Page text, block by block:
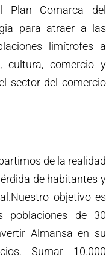
Plan Comarca del
para atraer a las
limítrofes a
cultura, comercio y
sector del comercio
de la realidad
de habitantes y
objetivo es
de 30
Almansa en su
Sumar 10.000